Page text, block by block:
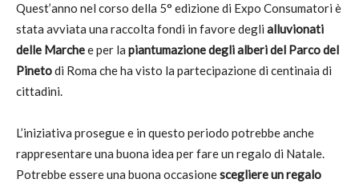
Quest’anno nel corso della 5° edizione di Expo Consumatori è
stata avviata una raccolta fondi in favore degli alluvionati
delle Marchee per la piantumazione degli alberi del Parco del
Pinetodi Roma che ha visto la partecipazione di centinaia di
cittadini.
L’iniziativa prosegue e in questo periodo potrebbe anche
rappresentare una buona idea per fare un regalo di Natale.
Potrebbe essere una buona occasionescegliere un regalo